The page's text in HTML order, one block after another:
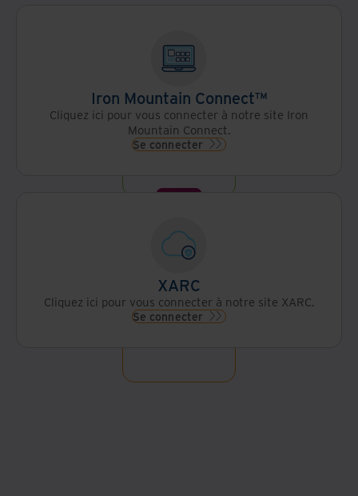
Iron Mountain Connect™
Cliquez ici pour vous connecter à notre site Iron
Mountain Connect.
Se connecter
XARC
Cliquez ici pour vous connecter à notre site XARC.
Se connecter